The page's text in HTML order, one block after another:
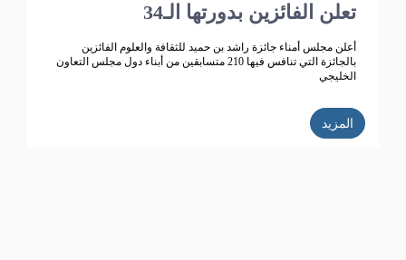
تعلن الفائزين بدورتها الـ34
أعلن مجلس أمناء جائزة راشد بن حميد للثقافة والعلوم الفائزين
بالجائزة التي تنافس فيها 210 متسابقين من أبناء دول مجلس التعاون
الخليجي
المزيد